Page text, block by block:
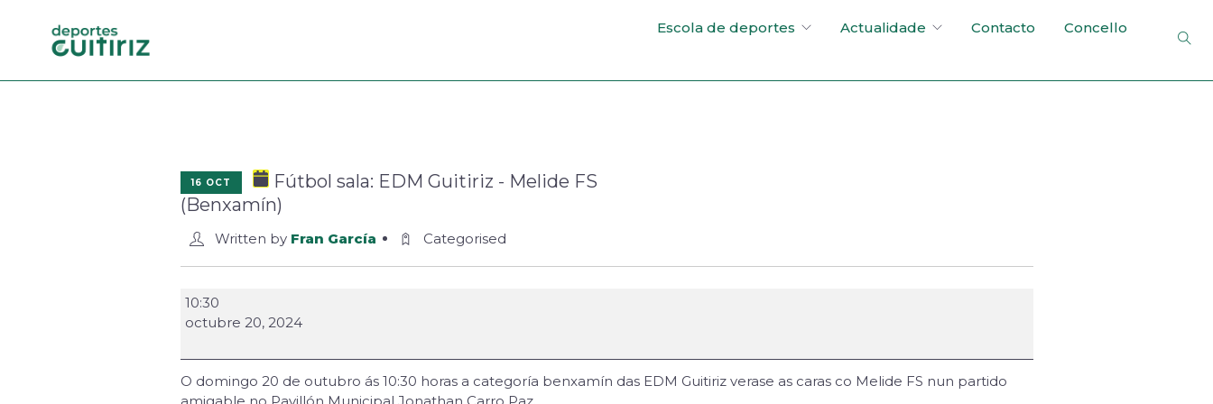
Escola de deportes Actualidade Contacto Concello
16 OCT
Fútbol sala: EDM Guitiriz - Melide FS
(Benxamín)
Written by Fran García Categorised
10:30
octubre 20, 2024
O domingo 20 de outubro ás 10:30 horas a categoría benxamín das EDM Guitiriz verase as caras co Melide FS nun partido